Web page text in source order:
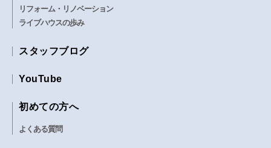
リフォーム・リノベーション
ライブハウスの歩み
スタッフブログ
YouTube
初めての方へ
よくある質問